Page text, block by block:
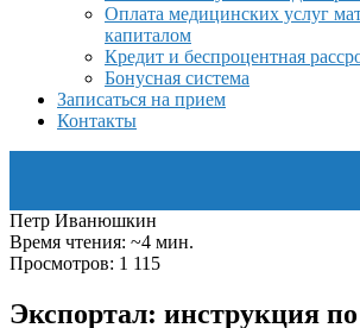
Оплата медицинских услуг
капиталом
Кредит и беспроцентная
Бонусная система
Записаться на прием
Контакты
Петр Иванюшкин
Время чтения: ~4 мин.
Просмотров: 1 115
Экспортал: инструкция по